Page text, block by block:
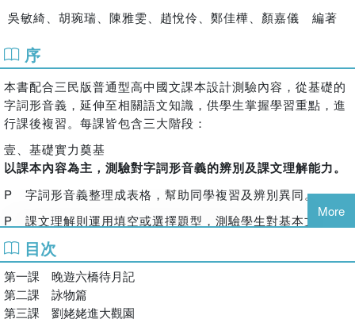
貳、進階語文挑戰
取材和課文相關的語文知識及文本素材，測驗對國學常識的辨
別、寫作手法與文意的類推能力。
國學常識藉由表格填空，幫助同學釐清觀念。
P寫作手法、文意類推運用配合、填空等題型，培養判讀能
力。
參、閱讀理解訓練
精選課文相關文本作為閱讀題組，培養閱讀理解與應對大考的
能力。
P 閱讀題組以選擇題為主，測驗文意理解及推理應用能力。
P混合題組加入手寫題型，幫助同學分析文本，寫出適合的
答案。
每課課後皆附有心智圖，運用圖像學習，複習課文重點！
吳敏綺、胡琬瑞、陳雅雯、趙悅伶、鄭佳樺、顏嘉儀 編著
序
本書配合三民版普通型高中國文課本設計測驗內容，從基礎的
字詞形音義，延伸至相關語文知識，供學生掌握學習重點，進
行課後複習。每課皆包含三大階段：
壹、基礎實力奠基
以課本內容為主，測驗對字詞形音義的辨別及課文理解能力。
P 字詞形音義整理成表格，幫助同學複習及辨別異同。
P 課文理解則運用填空或選擇題型，測驗學生對基本文意的
掌握。
貳、進階語文挑戰
取材和課文相關的語文知識及文本素材，測驗對國學常識的辨
別、寫作手法與文意的類推能力。
More
目次
第一課 晚遊六橋待月記
第二課 詠物篇
第三課 劉姥姥進大觀園